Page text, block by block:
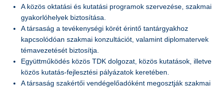
A közös oktatási és kutatási programok szervezése, szakmai
gyakorlóhelyek biztosítása.
A társaság a tevékenységi körét érintő tantárgyakhoz
kapcsolódóan szakmai konzultációt, valamint diplomatervek
témavezetését biztosítja.
Együttműködés közös TDK dolgozat, közös kutatások, illetve
közös kutatás-fejlesztési pályázatok keretében.
A társaság szakértői vendégelőadóként megosztják szakmai